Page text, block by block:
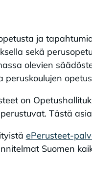
ja
sekä
olevien
on
Tästä
ePerusteet-
Suomen